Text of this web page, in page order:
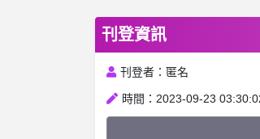
刊登資訊
刊登者：匿名
時間：2023-09-23